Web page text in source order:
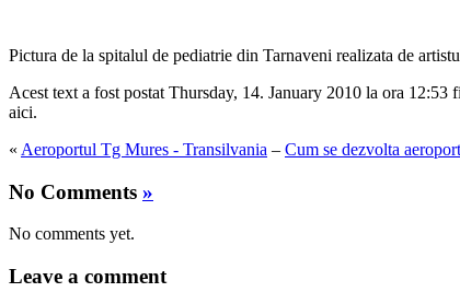
Pictura de la spitalul de pediatrie din Tarnaveni realizata de
Acest text a fost postat Thursday, 14. January 2010 la ora 12:53
aici.
« Aeroportul Tg Mures - Transilvania – Cum se dezvolta
No Comments »
No comments yet.
Leave a comment